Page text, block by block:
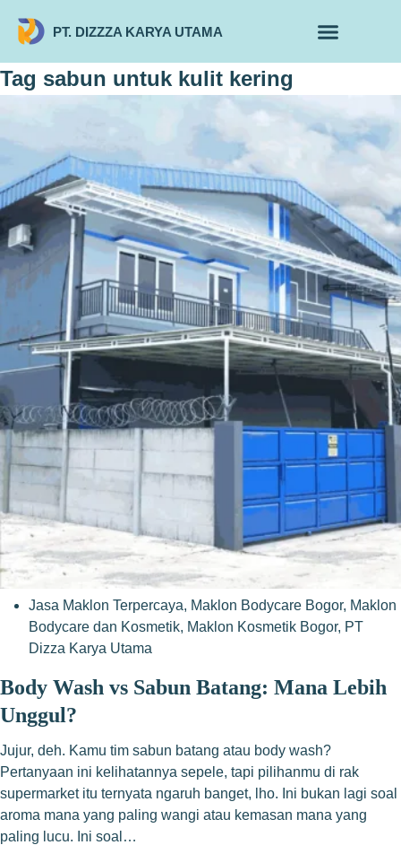
PT. DIZZZA KARYA UTAMA
Tag sabun untuk kulit kering
Jasa Maklon Terpercaya, Maklon Bodycare Bogor, Maklon
Bodycare dan Kosmetik, Maklon Kosmetik Bogor, PT
Dizza Karya Utama
Body Wash vs Sabun Batang: Mana Lebih
Unggul?
Jujur, deh. Kamu tim sabun batang atau body wash?
Pertanyaan ini kelihatannya sepele, tapi pilihanmu di rak
supermarket itu ternyata ngaruh banget, lho. Ini bukan lagi soal
aroma mana yang paling wangi atau kemasan mana yang
paling lucu. Ini soal…